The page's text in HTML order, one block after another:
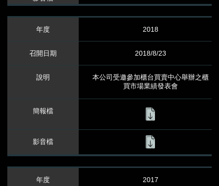
2018
2018/8/23
本公司受邀參加櫃台買賣中心舉辦之櫃
買市場業績發表會
2017